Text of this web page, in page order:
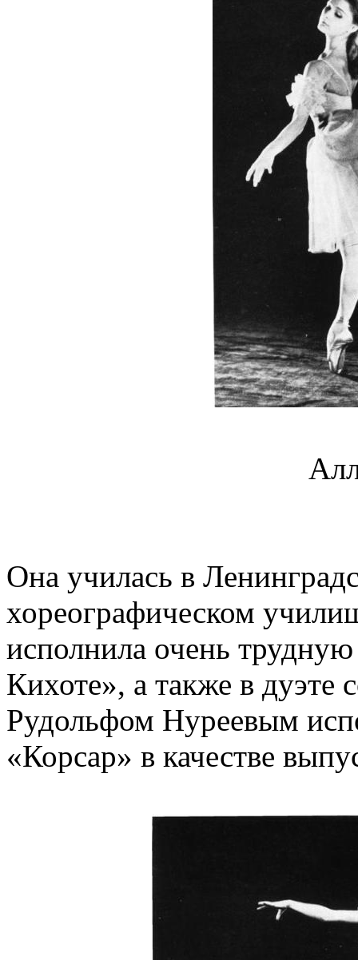
Она училась в
хореографическом
исполнила очень
Кихоте», а также в дуэте
Рудольфом Нуреевым
«Корсар» в качестве